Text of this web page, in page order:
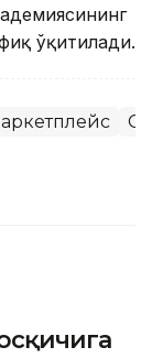
ўқитилади.